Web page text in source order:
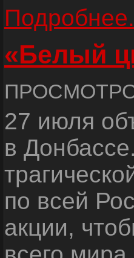
«Белый
27 июля
в
по всей
акции,